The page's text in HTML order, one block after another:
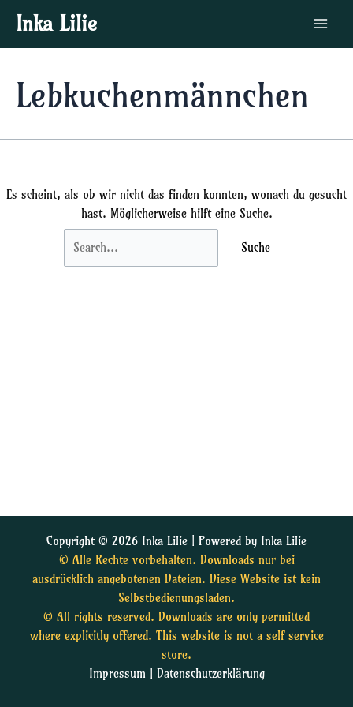
Inhalt
springen
Inka Lilie
Main
Menu
Lebkuchenmännchen
Es scheint, als ob wir nicht das finden konnten, wonach du gesucht
hast. Möglicherweise hilft eine Suche.
nach:
Copyright © 2026 Inka Lilie | Powered by Inka Lilie
© Alle Rechte vorbehalten. Downloads nur bei
ausdrücklich angebotenen Dateien. Diese Website ist kein
Selbstbedienungsladen.
© All rights reserved. Downloads are only permitted
where explicitly offered. This website is not a self service
store.
Impressum| Datenschutzerklärung